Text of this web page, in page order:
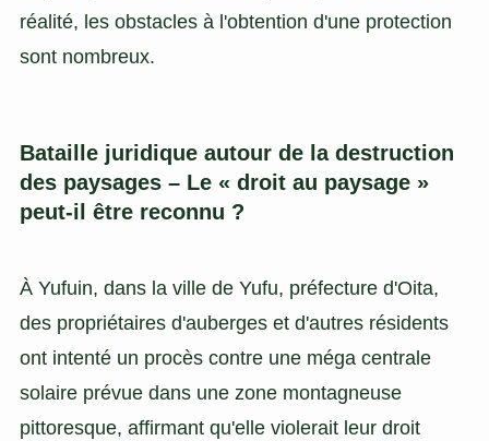
réalité, les obstacles à l'obtention d'une protection
sont nombreux.
Bataille juridique autour de la destruction
des paysages – Le « droit au paysage »
peut-il être reconnu ?
À Yufuin, dans la ville de Yufu, préfecture d'Oita,
des propriétaires d'auberges et d'autres résidents
ont intenté un procès contre une méga centrale
solaire prévue dans une zone montagneuse
pittoresque, affirmant qu'elle violerait leur droit